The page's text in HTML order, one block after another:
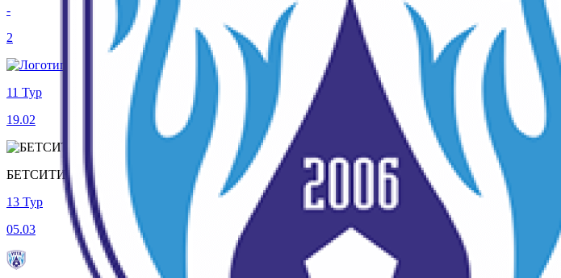
-
2
11 Тур
19.02
БЕТСИТИ Суперлига, 12 тур
13 Тур
05.03